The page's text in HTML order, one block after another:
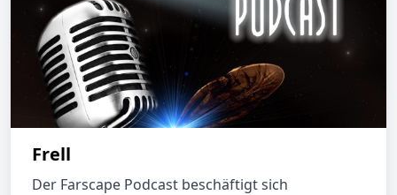
Frell
Der Farscape Podcast beschäftigt sich